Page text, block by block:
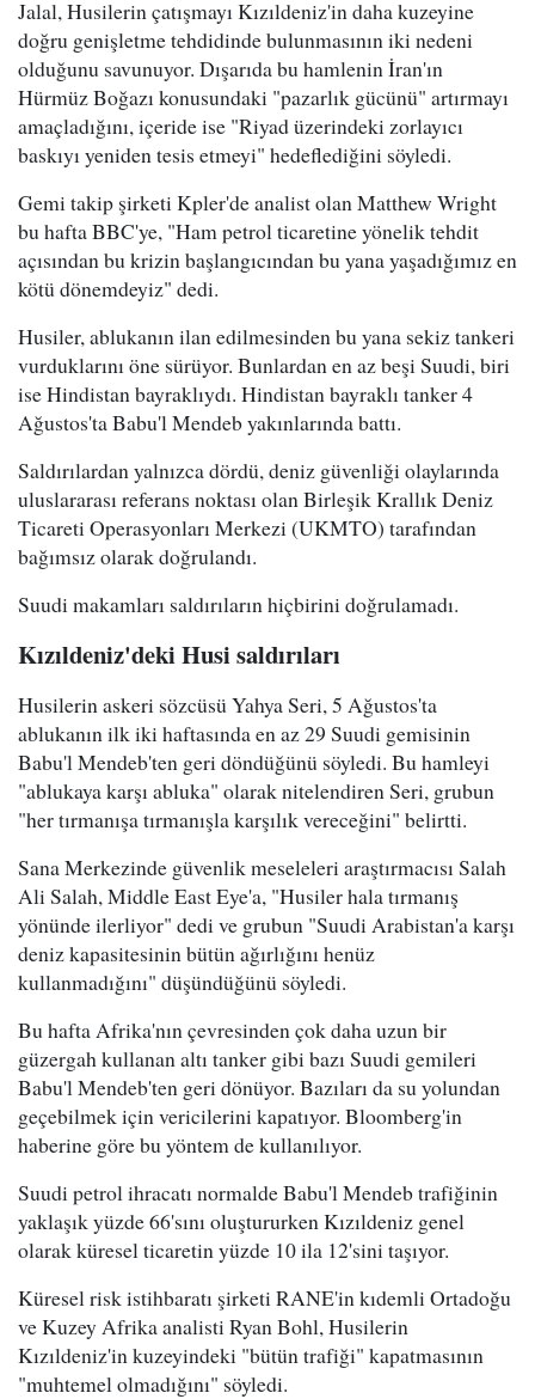
Jalal, Husilerin çatışmayı Kızıldeniz'in daha kuzeyine
doğru genişletme tehdidinde bulunmasının iki nedeni
olduğunu savunuyor. Dışarıda bu hamlenin İran'ın
Hürmüz Boğazı konusundaki "pazarlık gücünü" artırmayı
amaçladığını, içeride ise "Riyad üzerindeki zorlayıcı
baskıyı yeniden tesis etmeyi" hedeflediğini söyledi.
Gemi takip şirketi Kpler'de analist olan Matthew Wright
bu hafta BBC'ye, "Ham petrol ticaretine yönelik tehdit
açısından bu krizin başlangıcından bu yana yaşadığımız en
kötü dönemdeyiz" dedi.
Husiler, ablukanın ilan edilmesinden bu yana sekiz tankeri
vurduklarını öne sürüyor. Bunlardan en az beşi Suudi, biri
ise Hindistan bayraklıydı. Hindistan bayraklı tanker 4
Ağustos'ta Babu'l Mendeb yakınlarında battı.
Saldırılardan yalnızca dördü, deniz güvenliği olaylarında
uluslararası referans noktası olan Birleşik Krallık Deniz
Ticareti Operasyonları Merkezi (UKMTO) tarafından
bağımsız olarak doğrulandı.
Suudi makamları saldırıların hiçbirini doğrulamadı.
Kızıldeniz'deki Husi saldırıları
Husilerin askeri sözcüsü Yahya Seri, 5 Ağustos'ta
ablukanın ilk iki haftasında en az 29 Suudi gemisinin
Babu'l Mendeb'ten geri döndüğünü söyledi. Bu hamleyi
"ablukaya karşı abluka" olarak nitelendiren Seri, grubun
"her tırmanışa tırmanışla karşılık vereceğini" belirtti.
Sana Merkezinde güvenlik meseleleri araştırmacısı Salah
Ali Salah, Middle East Eye'a, "Husiler hala tırmanış
yönünde ilerliyor" dedi ve grubun "Suudi Arabistan'a karşı
deniz kapasitesinin bütün ağırlığını henüz
kullanmadığını" düşündüğünü söyledi.
Bu hafta Afrika'nın çevresinden çok daha uzun bir
güzergah kullanan altı tanker gibi bazı Suudi gemileri
Babu'l Mendeb'ten geri dönüyor. Bazıları da su yolundan
geçebilmek için vericilerini kapatıyor. Bloomberg'in
haberine göre bu yöntem de kullanılıyor.
Suudi petrol ihracatı normalde Babu'l Mendeb trafiğinin
yaklaşık yüzde 66'sını oluştururken Kızıldeniz genel
olarak küresel ticaretin yüzde 10 ila 12'sini taşıyor.
Küresel risk istihbaratı şirketi RANE'in kıdemli Ortadoğu
ve Kuzey Afrika analisti Ryan Bohl, Husilerin
Kızıldeniz'in kuzeyindeki "bütün trafiği" kapatmasının
"muhtemel olmadığını" söyledi.